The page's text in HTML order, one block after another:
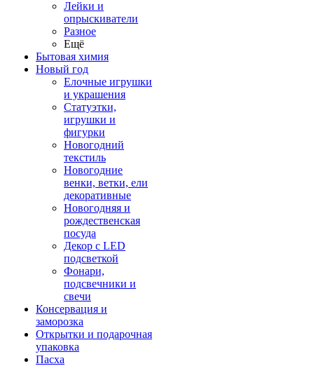
Лейки и
опрыскиватели
Разное
Ещё
Бытовая химия
Новый год
Елочные игрушки
и украшения
Статуэтки,
игрушки и
фигурки
Новогодний
текстиль
Новогодние
венки, ветки, ели
декоративные
Новогодняя и
рождественская
посуда
Декор с LED
подсветкой
Фонари,
подсвечники и
свечи
Консервация и
заморозка
Открытки и подарочная
упаковка
Пасха